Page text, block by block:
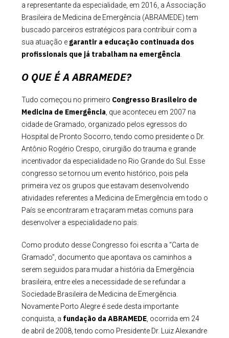
a representante da especialidade, em 2016, a Associação
Brasileira de Medicina de Emergência (ABRAMEDE) tem
buscado parceiros estratégicos para contribuir com a
sua atuação e garantir a educação continuada dos
profissionais que já trabalham na emergência
O QUE É A ABRAMEDE?
Tudo começou no primeiro Congresso Brasileiro de
Medicina de Emergência , que aconteceu em 2007 na
cidade de Gramado, organizado pelos egressos do
Hospital de Pronto Socorro, tendo como presidente o Dr.
Antônio Rogério Crespo, cirurgião do trauma e grande
incentivador da especialidade no Rio Grande do Sul. Esse
congresso se tornou um evento histórico, pois pela
primeira vez os grupos que estavam desenvolvendo
atividades referentes a Medicina de Emergência em todo o
País se encontraram e traçaram metas comuns para
desenvolver a especialidade no país.
Como produto desse Congresso foi escrita a “Carta de
Gramado”, documento que apontava os caminhos a
serem seguidos para mudar a história da Emergência
brasileira, entre eles a necessidade de se refundar a
Sociedade Brasileira de Medicina de Emergência.
Novamente Porto Alegre é sede desta importante
conquista, a fundação da ABRAMEDE, ocorrida em 24
de abril de 2008, tendo como Presidente Dr. Luiz Alexandre